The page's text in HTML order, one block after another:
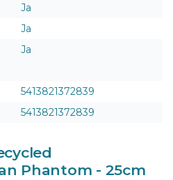
Ja
Ja
Ja
5413821372839
5413821372839
Phantom - 25cm